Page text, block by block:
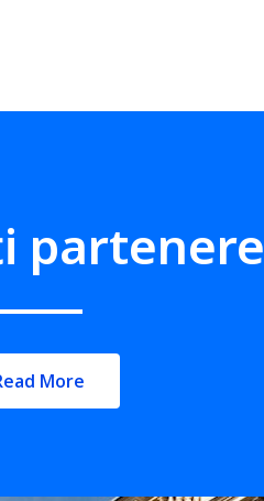
partenere
More